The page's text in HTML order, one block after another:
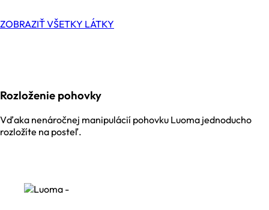
ZOBRAZIŤ VŠETKY LÁTKY
Rozloženie pohovky
Vďaka nenáročnej manipulácií pohovku Luoma jednoducho
rozložíte na posteľ.